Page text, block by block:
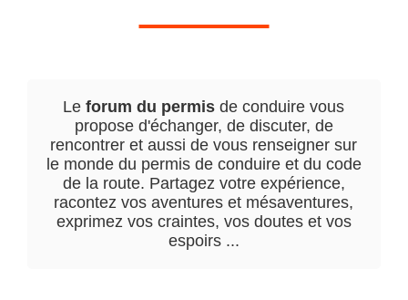
Leforum du permis de conduire vous
propose d'échanger, de discuter, de
rencontrer et aussi de vous renseigner sur
le monde du permis de conduire et du code
de la route. Partagez votre expérience,
racontez vos aventures et mésaventures,
exprimez vos craintes, vos doutes et vos
espoirs ...